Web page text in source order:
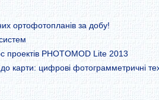
ортофотопланів за добу!
проектів PHOTOMOD Lite 2013
карти: цифрові фотограмметричні